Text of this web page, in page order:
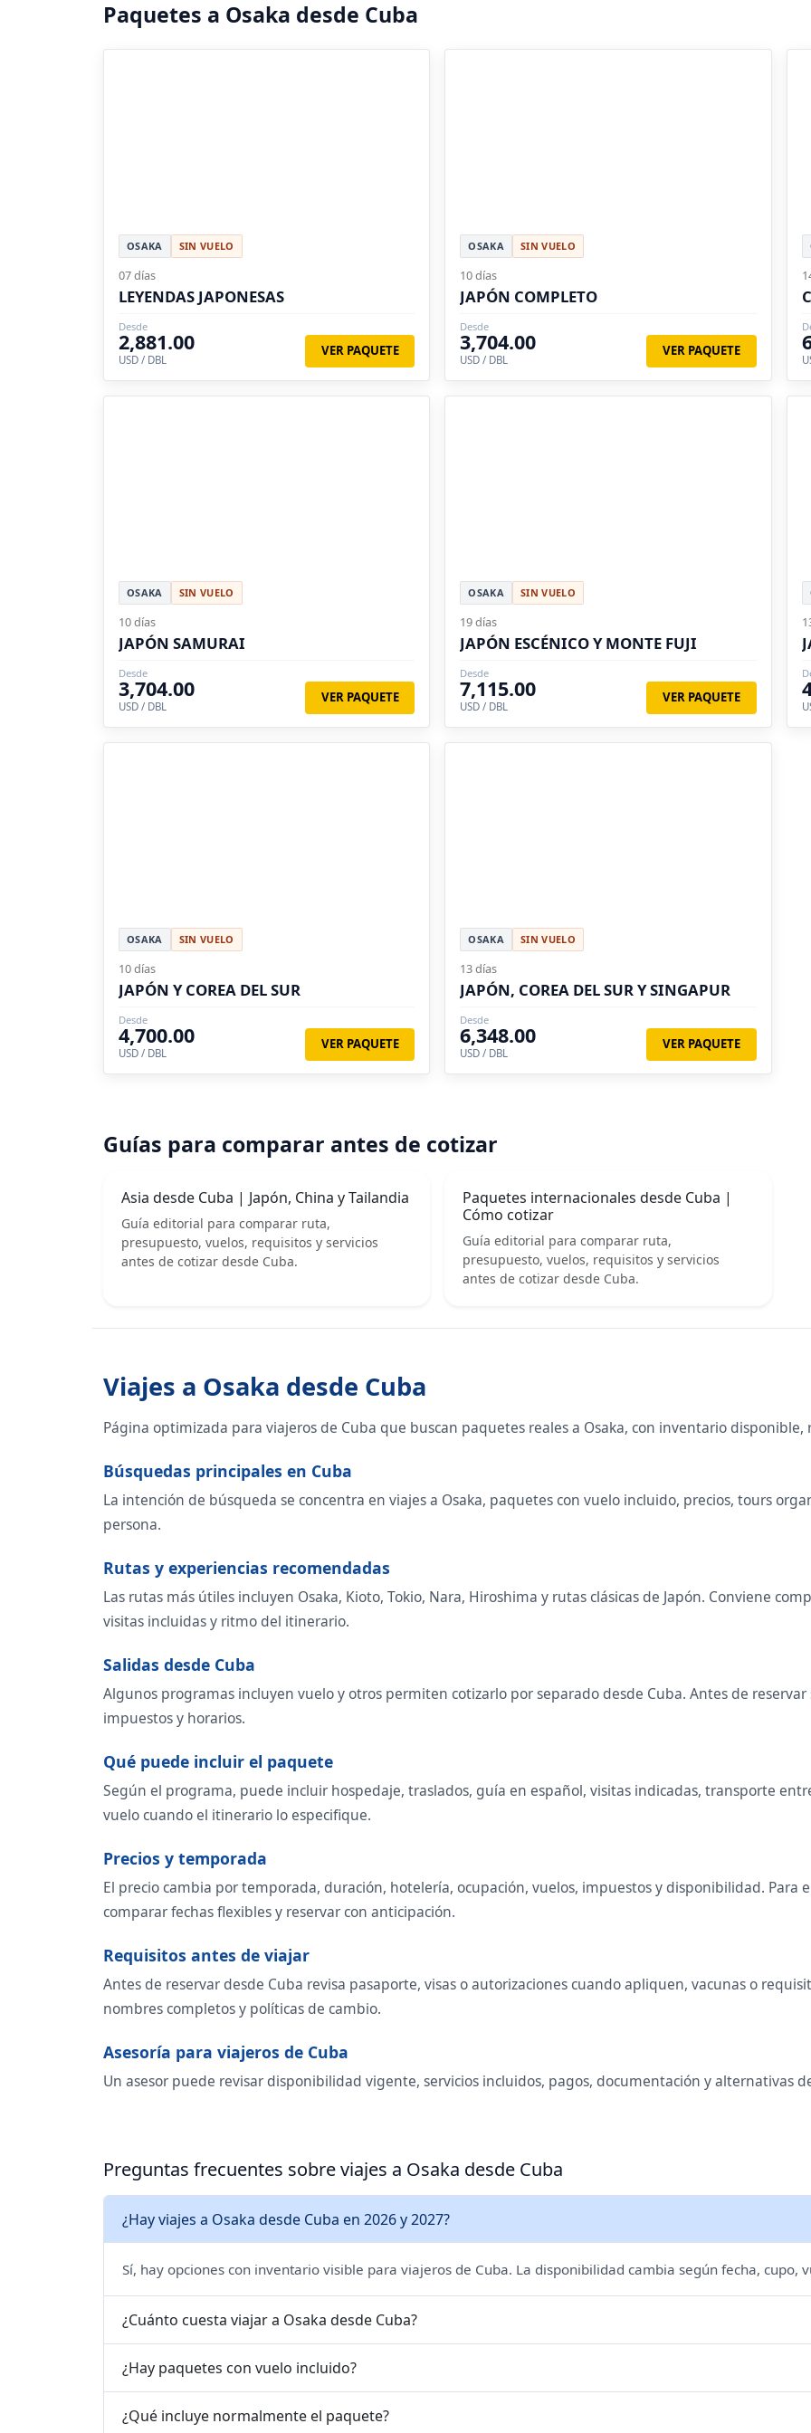
Paquetes a Osaka desde Cuba
OSAKA SIN VUELO
07 días
LEYENDAS JAPONESAS
Desde
2,881.00
USD / DBL
VER PAQUETE
OSAKA SIN VUELO
10 días
JAPÓN COMPLETO
Desde
3,704.00
USD / DBL
VER PAQUETE
OSAKA SIN VUELO
10 días
JAPÓN SAMURAI
Desde
3,704.00
USD / DBL
VER PAQUETE
OSAKA SIN VUELO
19 días
JAPÓN ESCÉNICO Y MONTE FUJI
Desde
7,115.00
USD / DBL
VER PAQUETE
OSAKA SIN VUELO
10 días
JAPÓN Y COREA DEL SUR
Desde
4,700.00
USD / DBL
VER PAQUETE
OSAKA SIN VUELO
13 días
JAPÓN, COREA DEL SUR Y SINGAPUR
Desde
6,348.00
USD / DBL
VER PAQUETE
Guías para comparar antes de cotizar
Asia desde Cuba | Japón, China y Tailandia
Guía editorial para comparar ruta,
presupuesto, vuelos, requisitos y servicios
antes de cotizar desde Cuba.
Paquetes internacionales desde Cuba |
Cómo cotizar
Guía editorial para comparar ruta,
presupuesto, vuelos, requisitos y servicios
antes de cotizar desde Cuba.
Viajes a Osaka desde Cuba
Página optimizada para viajeros de Cuba que buscan paquetes reales a Osaka, con inventario
Búsquedas principales en Cuba
La intención de búsqueda se concentra en viajes a Osaka, paquetes con vuelo incluido, precios, tours
persona.
Rutas y experiencias recomendadas
Las rutas más útiles incluyen Osaka, Kioto, Tokio, Nara, Hiroshima y rutas clásicas de Japón. Conviene
visitas incluidas y ritmo del itinerario.
Salidas desde Cuba
Algunos programas incluyen vuelo y otros permiten cotizarlo por separado desde Cuba. Antes de
impuestos y horarios.
Qué puede incluir el paquete
Según el programa, puede incluir hospedaje, traslados, guía en español, visitas indicadas, transporte
vuelo cuando el itinerario lo especifique.
Precios y temporada
El precio cambia por temporada, duración, hotelería, ocupación, vuelos, impuestos y disponibilidad. Para
comparar fechas flexibles y reservar con anticipación.
Requisitos antes de viajar
Antes de reservar desde Cuba revisa pasaporte, visas o autorizaciones cuando apliquen, vacunas o
nombres completos y políticas de cambio.
Asesoría para viajeros de Cuba
Un asesor puede revisar disponibilidad vigente, servicios incluidos, pagos, documentación y alternativas
Preguntas frecuentes sobre viajes a Osaka desde Cuba
¿Hay viajes a Osaka desde Cuba en 2026 y 2027?
Sí, hay opciones con inventario visible para viajeros de Cuba. La disponibilidad cambia según fecha, cupo,
¿Cuánto cuesta viajar a Osaka desde Cuba?
¿Hay paquetes con vuelo incluido?
¿Qué incluye normalmente el paquete?